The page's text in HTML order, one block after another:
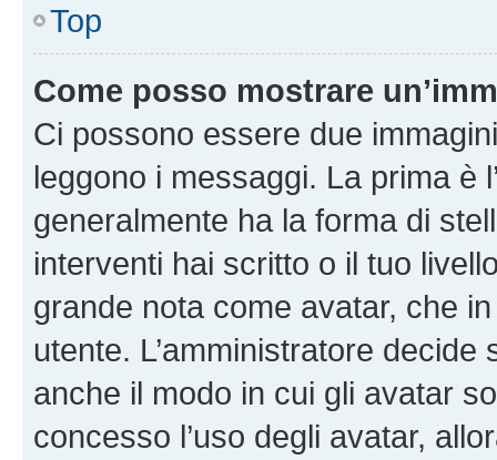
Top
Come posso mostrare
Ci possono essere due
leggono i messaggi. La prima è
generalmente ha la forma di
interventi hai scritto o il tuo
grande nota come avatar, che
utente. L’amministratore
anche il modo in cui gli avatar
concesso l’uso degli avatar,